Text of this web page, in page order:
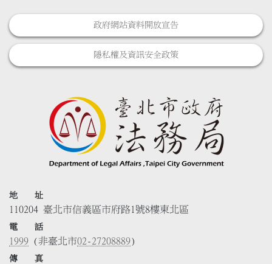
政府網站資料開放宣告
隱私權及資訊安全政策
地 址
110204 臺北市信義區市府路1號8樓東北區
電 話
1999 (非臺北市02-27208889)
傳 真